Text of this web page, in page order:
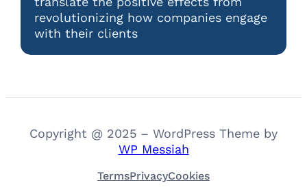
revolutionizing how companies engage
with their clients
Copyright @ 2025 – WordPress Theme by
WP Messiah
TermsPrivacyCookies